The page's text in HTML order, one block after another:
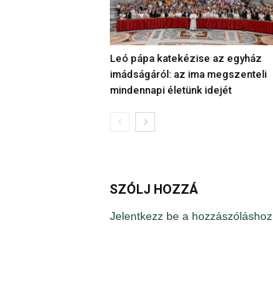
Leó pápa katekézise az egyház
imádságáról: az ima megszenteli
mindennapi életünk idejét
SZÓLJ HOZZÁ
Jelentkezz be a hozzászóláshoz